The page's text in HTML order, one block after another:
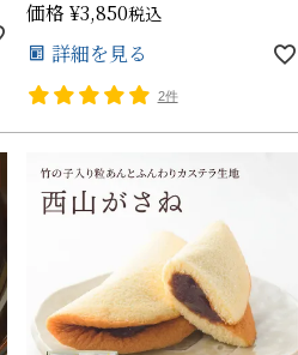
価格 ¥3,850税込
詳細を見る
2件